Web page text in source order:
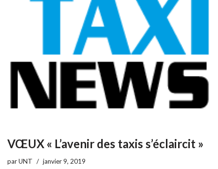
VŒUX « L’avenir des taxis s’éclaircit »
parUNT janvier 9, 2019